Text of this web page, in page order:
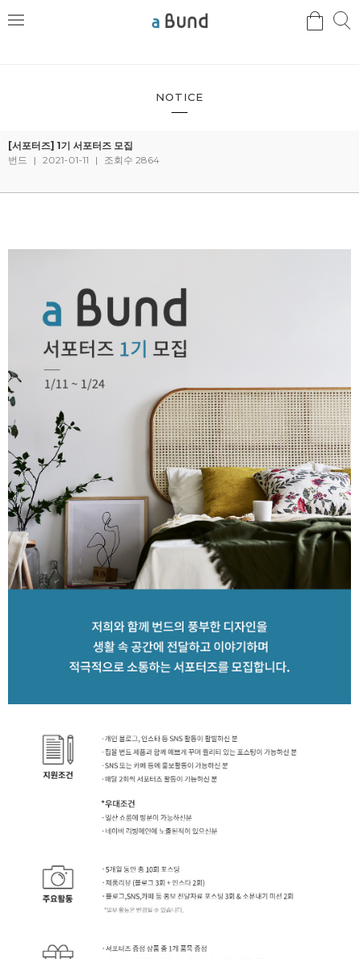
메
검
NOTICE
[서포터즈] 1기 서포터즈 모집
번드
| 2021-01-11 | 조회수 2864